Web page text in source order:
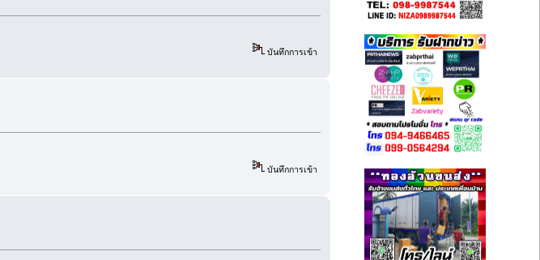
บันทึกการเข้า
บันทึกการเข้า